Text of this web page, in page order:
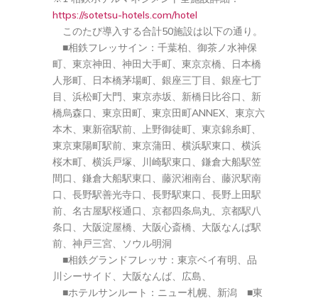
https://sotetsu-hotels.com/hotel
このたび導入する合計50施設は以下の通り。
■相鉄フレッサイン：千葉柏、御茶ノ水神保
町、東京神田、神田大手町、東京京橋、日本橋
人形町、日本橋茅場町、銀座三丁目、銀座七丁
目、浜松町大門、東京赤坂、新橋日比谷口、新
橋烏森口、東京田町、東京田町ANNEX、東京六
本木、東新宿駅前、上野御徒町、東京錦糸町、
東京東陽町駅前、東京蒲田、横浜駅東口、横浜
桜木町、横浜戸塚、川崎駅東口、鎌倉大船駅笠
間口、鎌倉大船駅東口、藤沢湘南台、藤沢駅南
口、長野駅善光寺口、長野駅東口、長野上田駅
前、名古屋駅桜通口、京都四条烏丸、京都駅八
条口、大阪淀屋橋、大阪心斎橋、大阪なんば駅
前、神戸三宮、ソウル明洞
■相鉄グランドフレッサ：東京ベイ有明、品
川シーサイド、大阪なんば、広島、
■ホテルサンルート：ニュー札幌、新潟 ■東